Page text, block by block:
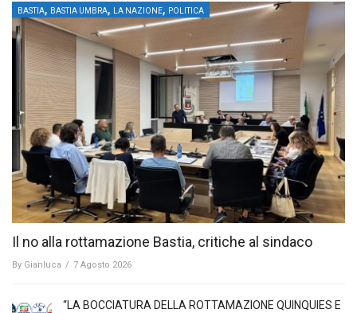
BASTIA, BASTIA UMBRA, LA NAZIONE, POLITICA
Il no alla rottamazione Bastia, critiche al sindaco
By Gianluca / 7 Agosto 2026
“LA BOCCIATURA DELLA ROTTAMAZIONE QUINQUIES E